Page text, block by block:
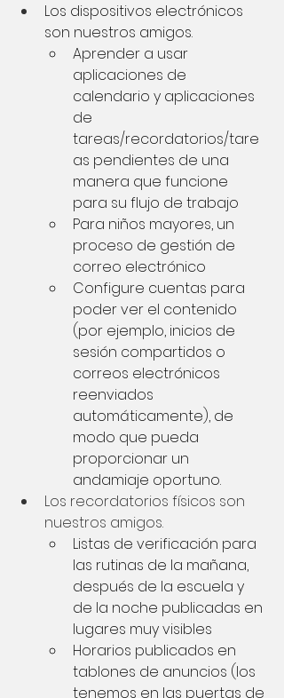
Los dispositivos electrónicos
son nuestros amigos.
Aprender a usar
aplicaciones de
calendario y aplicaciones
de
tareas/recordatorios/tare
as pendientes de una
manera que funcione
para su flujo de trabajo
Para niños mayores, un
proceso de gestión de
correo electrónico
Configure cuentas para
poder ver el contenido
(por ejemplo, inicios de
sesión compartidos o
correos electrónicos
reenviados
automáticamente), de
modo que pueda
proporcionar un
andamiaje oportuno.
Los recordatorios físicos son
nuestros amigos.
Listas de verificación para
las rutinas de la mañana,
después de la escuela y
de la noche publicadas en
lugares muy visibles
Horarios publicados en
tablones de anuncios (los
tenemos en las puertas de